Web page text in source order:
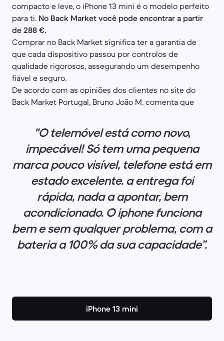
compacto e leve, o iPhone 13 mini é o modelo perfeito
para ti. No Back Market você pode encontrar a partir
de 288 €.
Comprar no Back Market significa ter a garantia de
que cada dispositivo passou por controlos de
qualidade rigorosos, assegurando um desempenho
fiável e seguro.
De acordo com as opiniões dos clientes no site do
Back Market Portugal, Bruno João M. comenta que
"O telemóvel está como novo,
impecável! Só tem uma pequena
marca pouco visível, telefone está em
estado excelente. a entrega foi
rápida, nada a apontar, bem
acondicionado. O iphone funciona
bem e sem qualquer problema, com a
bateria a 100% da sua capacidade”.
iPhone 13 mini